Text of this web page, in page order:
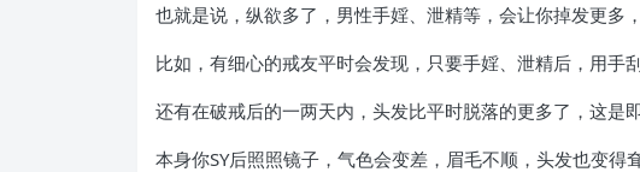
也就是说，纵欲多了，男性手婬、泄精等，会让你掉发更多
比如，有细心的戒友平时会发现，只要手婬、泄精后，用手
还有在破戒后的一两天内，头发比平时脱落的更多了，这是即
本身你SY后照照镜子，气色会变差，眉毛不顺，头发也变